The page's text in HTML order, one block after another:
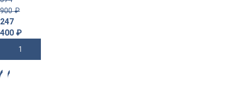
900₽
247
400 ₽
В Корзину
-2